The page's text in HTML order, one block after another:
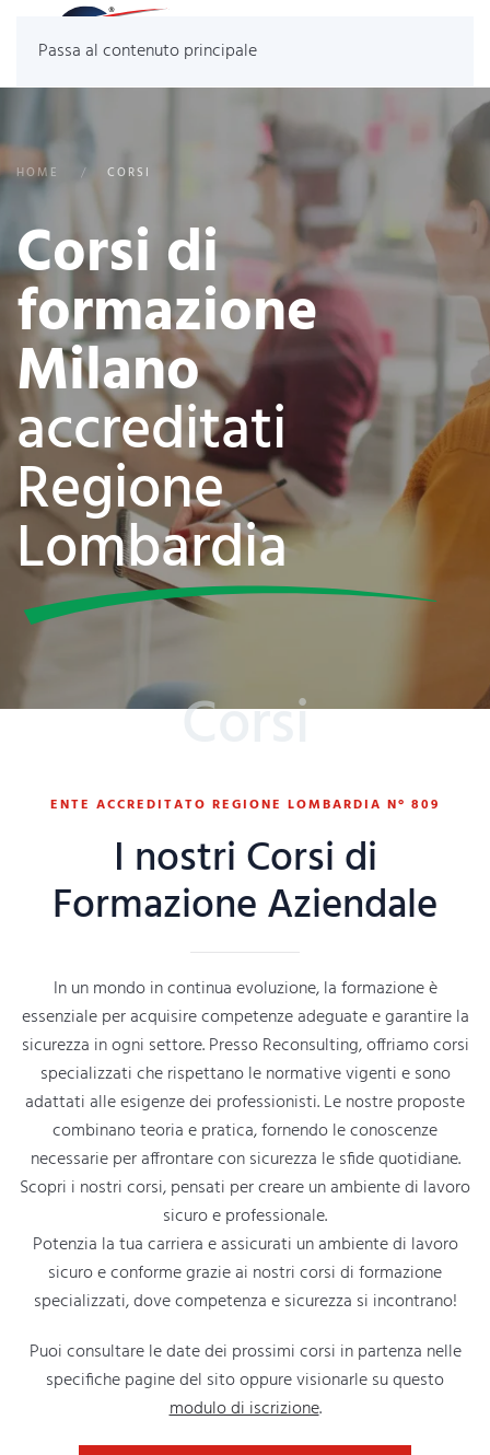
Passa al contenuto principale
HOME CORSI
Corsi di
formazione
Milano
accreditati
Regione
Lombardia
Corsi
ENTE ACCREDITATO REGIONE LOMBARDIA N° 809
I nostri Corsi di
Formazione Aziendale
In un mondo in continua evoluzione, la formazione è
essenziale per acquisire competenze adeguate e garantire la
sicurezza in ogni settore. Presso Reconsulting, offriamo corsi
specializzati che rispettano le normative vigenti e sono
adattati alle esigenze dei professionisti. Le nostre proposte
combinano teoria e pratica, fornendo le conoscenze
necessarie per affrontare con sicurezza le sfide quotidiane.
Scopri i nostri corsi, pensati per creare un ambiente di lavoro
sicuro e professionale.
Potenzia la tua carriera e assicurati un ambiente di lavoro
sicuro e conforme grazie ai nostri corsi di formazione
specializzati, dove competenza e sicurezza si incontrano!
Puoi consultare le date dei prossimi corsi in partenza nelle
specifiche pagine del sito oppure visionarle su questo
modulo di iscrizione.